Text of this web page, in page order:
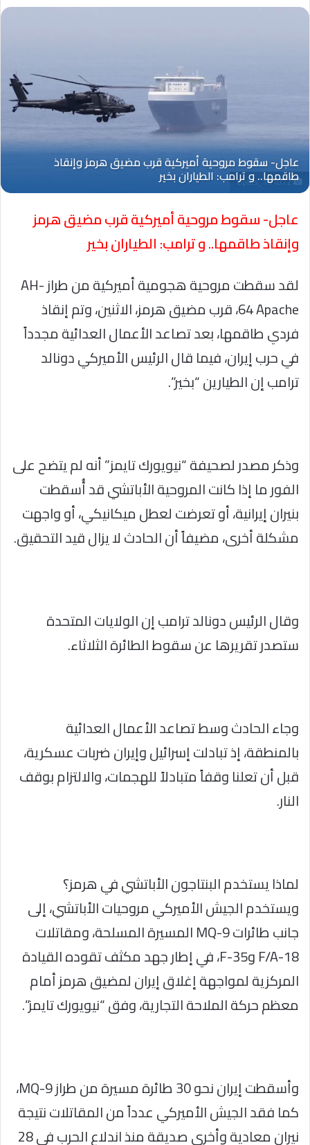
Oplus_131072
عاجل- سقوط مروحية أميركية قرب مضيق هرمز
وإنقاذ طاقمها.. و ترامب: الطياران بخير
لقد سقطت مروحية هجومية أميركية من طراز AH-
64 Apache، قرب مضيق هرمز، الاثنين، وتم إنقاذ
فردي طاقمها، بعد تصاعد الأعمال العدائية مجدداً
في حرب إيران، فيما قال الرئيس الأميركي دونالد
ترامب إن الطيارين “بخير”.
وذكر مصدر لصحيفة “نيويورك تايمز” أنه لم يتضح على
الفور ما إذا كانت المروحية الأباتشي قد أُسقطت
بنيران إيرانية، أو تعرضت لعطل ميكانيكي، أو واجهت
مشكلة أخرى، مضيفاً أن الحادث لا يزال قيد التحقيق.
وقال الرئيس دونالد ترامب إن الولايات المتحدة
ستصدر تقريرها عن سقوط الطائرة الثلاثاء.
وجاء الحادث وسط تصاعد الأعمال العدائية
بالمنطقة، إذ تبادلت إسرائيل وإيران ضربات عسكرية،
قبل أن تعلنا وقفاً متبادلاً للهجمات، والالتزام بوقف
النار.
لماذا يستخدم البنتاجون الأباتشي في هرمز؟
ويستخدم الجيش الأميركي مروحيات الأباتشي، إلى
جانب طائرات MQ-9 المسيرة المسلحة، ومقاتلات
F/A-18 وF-35، في إطار جهد مكثف تقوده القيادة
المركزية لمواجهة إغلاق إيران لمضيق هرمز أمام
معظم حركة الملاحة التجارية، وفق “نيويورك تايمز”.
وأسقطت إيران نحو 30 طائرة مسيرة من طراز MQ-9،
كما فقد الجيش الأميركي عدداً من المقاتلات نتيجة
نيران معادية وأخرى صديقة منذ اندلاع الحرب في 28